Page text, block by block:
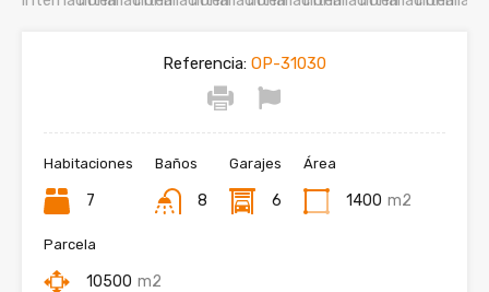
Referencia: OP-31030
Habitaciones
7
Baños
8
Garajes
6
Área
1400 m2
Parcela
10500 m2